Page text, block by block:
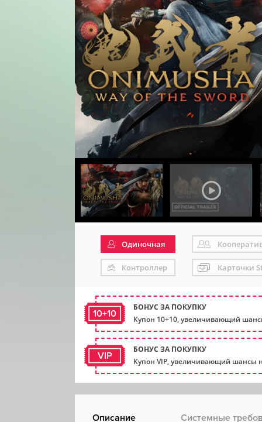
Одиночная
Контроллер Карточки
10+10
БОНУС ЗА ПОКУПКУ
Купон 10+10, увеличивающий
VIP
БОНУС ЗА ПОКУПКУ
Купон VIP, увеличивающий шансы
Описание Системные